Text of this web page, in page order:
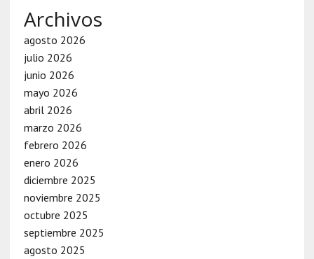
Archivos
agosto 2026
julio 2026
junio 2026
mayo 2026
abril 2026
marzo 2026
febrero 2026
enero 2026
diciembre 2025
noviembre 2025
octubre 2025
septiembre 2025
agosto 2025